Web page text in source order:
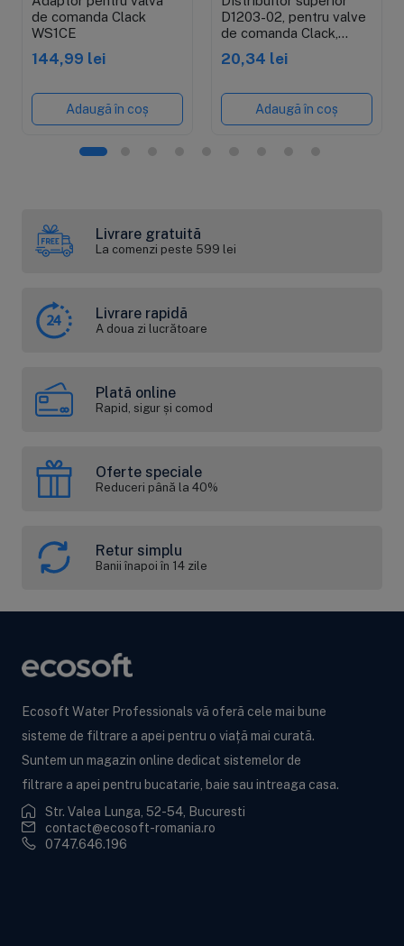
de comanda Clack
WS1CE
144,99 lei
Adaugă în coș
D1203-02, pentru valve
de comanda Clack,
dimensiune 1 1/4"
20,34 lei
Adaugă în coș
Livrare gratuită
La comenzi peste 599 lei
Livrare rapidă
A doua zi lucrătoare
Plată online
Rapid, sigur și comod
Oferte speciale
Reduceri până la 40%
Retur simplu
Banii înapoi în 14 zile
Ecosoft Water Professionals vă oferă cele mai bune
sisteme de filtrare a apei pentru o viață mai curată.
Suntem un magazin online dedicat sistemelor de
filtrare a apei pentru bucatarie, baie sau intreaga casa.
Str. Valea Lunga, 52-54, Bucuresti
contact@ecosoft-romania.ro
0747.646.196